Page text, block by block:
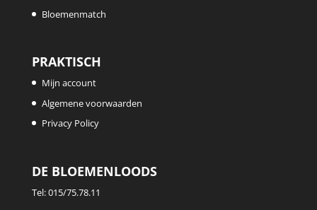
Bloemenmatch
PRAKTISCH
Mijn account
Algemene voorwaarden
Privacy Policy
DE BLOEMENLOODS
Tel:015/75.78.11